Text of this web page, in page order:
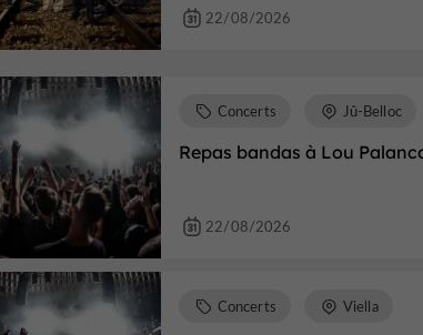
22/08/2026
Repas bandas à Lou
Concerts Jû-Belloc
22/08/2026
Concerts Viella